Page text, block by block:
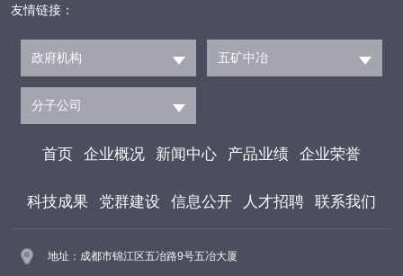
友情链接：
政府机构 五矿中冶
分子公司
首页 企业概况 新闻中心 产品业绩 企业荣誉
科技成果 党群建设 信息公开 人才招聘 联系我们
地址：成都市锦江区五冶路9号五冶大厦